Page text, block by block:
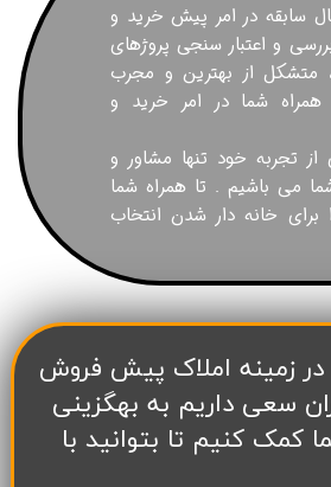
ما با ۱۲ سال سابقه در امر پیش خرید و
و اعتبار سنجی پروژهای
متشکل از بهترین و مجرب
همراه شما در امر خرید و
از تجربه خود تنها مشاور و
می باشیم . تا همراه شما
برای خانه دار شدن انتخاب
در زمینه املاک پیش فروش
22 تهران سعی داریم به بهگزینی
کمک کنیم تا بتوانید با